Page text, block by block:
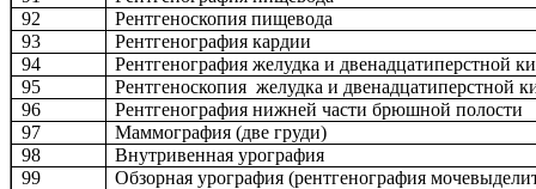
92
Рентгеноскопия пищевода
93
Рентгенография кардии
94
Рентгенография желудка и двенадцатиперстной
95
Рентгеноскопия желудка и двенадцатиперстной
96
Рентгенография нижней части брюшной полости
97
Маммография (две груди)
98
Внутривенная урография
99
Обзорная урография (рентгенография